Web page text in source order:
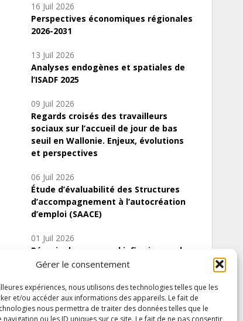
Gérer le consentement
expériences, nous utilisons des technologies telles que les
et/ou accéder aux informations des appareils. Le fait de
nous permettra de traiter des données telles que le
ou les ID uniques sur ce site. Le fait de ne pas consentir
16 Juil 2026
Perspectives économiques régionales
2026-2031
13 Juil 2026
Analyses endogènes et spatiales de
l’ISADF 2025
09 Juil 2026
Regards croisés des travailleurs
sociaux sur l’accueil de jour de bas
seuil en Wallonie. Enjeux, évolutions
et perspectives
06 Juil 2026
Étude d’évaluabilité des Structures
d’accompagnement à l’autocréation
d’emploi (SAACE)
01 Juil 2026
Pénurie du personnel infirmier :quels
indicateurs d’offre de soins pour